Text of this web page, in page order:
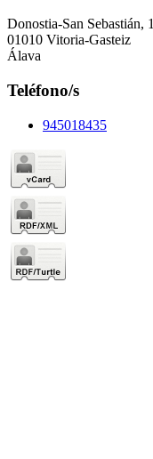
Donostia-San Sebastián, 1
01010 Vitoria-Gasteiz
Álava
Teléfono/s
945018435